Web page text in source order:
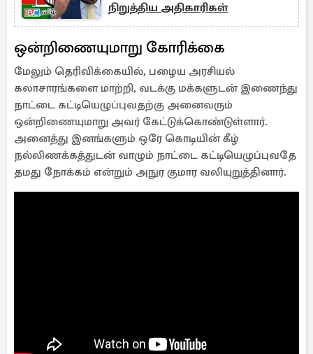
நிறுத்திய அதிகாரிகள்
ஒன்றிணையுமாறு கோரிக்கை
மேலும் தெரிவிக்கையில், பழைய அரசியல்
கலாசாரங்களை மாற்றி, வடக்கு மக்களுடன் இணைந்து
நாட்டை கட்டியெழுப்புவதற்கு அனைவரும்
ஒன்றிணையுமாறு அவர் கேட்டுக்கொண்டுள்ளார்.
அனைத்து இனங்களும் ஒரே கொடியின் கீழ்
நல்லிணக்கத்துடன் வாழும் நாட்டை கட்டியெழுப்புவதே
தமது நோக்கம் என்றும் அநுர குமார வலியுறுத்தினார்.